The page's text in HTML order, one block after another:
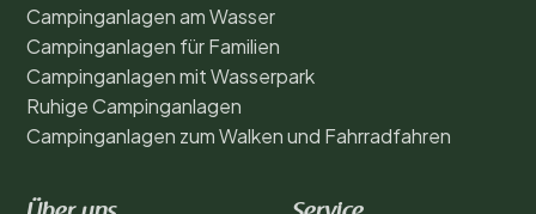
Campinganlagen am Wasser
Campinganlagen für Familien
Campinganlagen mit Wasserpark
Ruhige Campinganlagen
Campinganlagen zum Walken und Fahrradfahren